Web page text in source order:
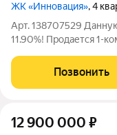
ЖК «Инновация», 4
Арт. 138707529
11.90%! Продается 1-
Эйнштейна 1 О
западе от Москвы,
Позвонить
12 900 000 ₽